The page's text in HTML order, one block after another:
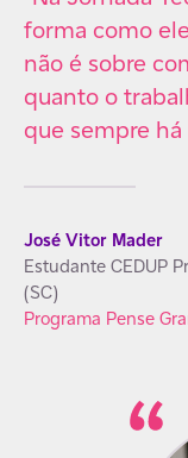
forma como
não é sobre
quanto o
que sempre há
José Vitor Mader
Estudante CEDUP
(SC)
Programa Pense